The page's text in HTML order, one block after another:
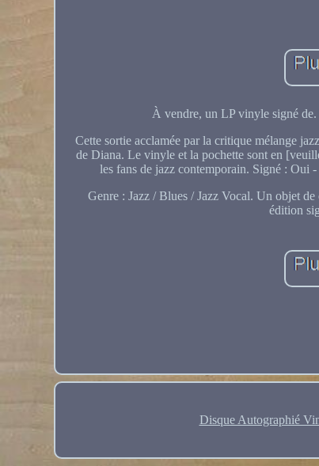
À vendre, un LP vinyle signé
Cette sortie acclamée par la critique mélange
de Diana. Le vinyle et la pochette sont en
les fans de jazz contemporain. Signé : Oui
Genre : Jazz / Blues / Jazz Vocal. Un objet
édition
Disque Autographié